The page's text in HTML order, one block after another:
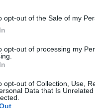
opt-out of the Sale of my
opt-out of processing my
opt-out of Collection, Use,
Data that Is
részben
légierő által
szintén egy
illusztrációkat
módosították.